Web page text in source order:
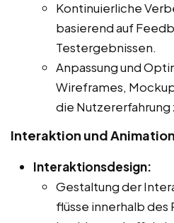
Kontinuierliche
basierend auf
Testergebnissen.
Anpassung und
Wireframes,
die Nutzererfahrung
Interaktion und Animation
Interaktionsdesign:
Gestaltung der
flüsse innerhalb des